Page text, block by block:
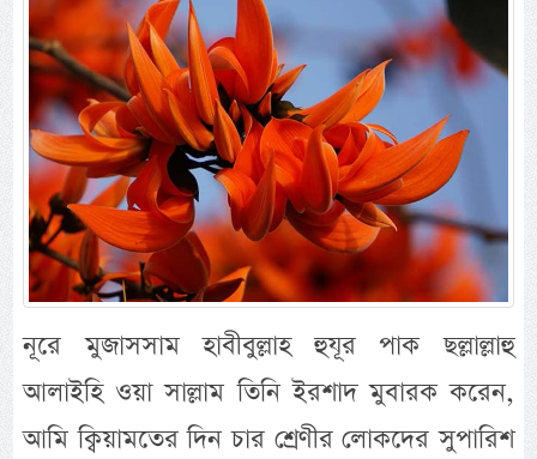
নূরে মুজাসসাম হাবীবুল্লাহ হুযূর পাক ছল্লাল্লাহু
আলাইহি ওয়া সাল্লাম তিনি ইরশাদ মুবারক করেন,
আমি ক্বিয়ামতের দিন চার শ্রেণীর লোকদের সুপারিশ